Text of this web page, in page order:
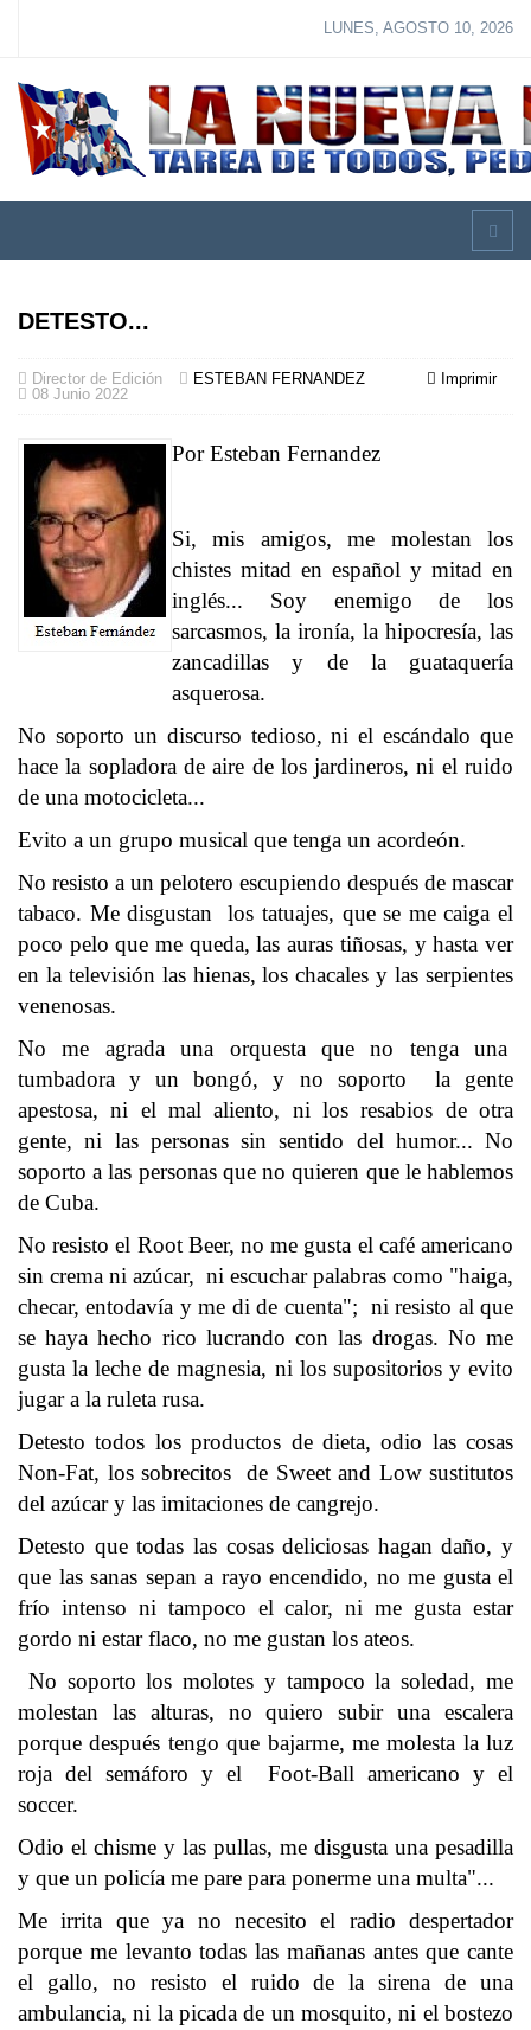
LUNES, AGOSTO 10, 2026
DETESTO...
Imprimir
Director de Edición
ESTEBAN FERNANDEZ
08 Junio 2022
Por Esteban Fernandez
Si, mis amigos, me molestan los
chistes mitad en español y mitad en
inglés... Soy enemigo de los
sarcasmos, la ironía, la hipocresía, las
zancadillas y de la guataquería
asquerosa.
No soporto un discurso tedioso, ni el escándalo que
hace la sopladora de aire de los jardineros, ni el ruido
de una motocicleta...
Evito a un grupo musical que tenga un acordeón.
No resisto a un pelotero escupiendo después de mascar
tabaco. Me disgustan los tatuajes, que se me caiga el
poco pelo que me queda, las auras tiñosas, y hasta ver
en la televisión las hienas, los chacales y las serpientes
venenosas.
No me agrada una orquesta que no tenga una
tumbadora y un bongó, y no soporto la gente
apestosa, ni el mal aliento, ni los resabios de otra
gente, ni las personas sin sentido del humor... No
soporto a las personas que no quieren que le hablemos
de Cuba.
No resisto el Root Beer, no me gusta el café americano
sin crema ni azúcar, ni escuchar palabras como "haiga,
checar, entodavía y me di de cuenta"; ni resisto al que
se haya hecho rico lucrando con las drogas. No me
gusta la leche de magnesia, ni los supositorios y evito
jugar a la ruleta rusa.
Detesto todos los productos de dieta, odio las cosas
Non-Fat, los sobrecitos de Sweet and Low sustitutos
del azúcar y las imitaciones de cangrejo.
Detesto que todas las cosas deliciosas hagan daño, y
que las sanas sepan a rayo encendido, no me gusta el
frío intenso ni tampoco el calor, ni me gusta estar
gordo ni estar flaco, no me gustan los ateos.
No soporto los molotes y tampoco la soledad, me
molestan las alturas, no quiero subir una escalera
porque después tengo que bajarme, me molesta la luz
roja del semáforo y el Foot-Ball americano y el
soccer.
Odio el chisme y las pullas, me disgusta una pesadilla
y que un policía me pare para ponerme una multa"...
Me irrita que ya no necesito el radio despertador
porque me levanto todas las mañanas antes que cante
el gallo, no resisto el ruido de la sirena de una
ambulancia, ni la picada de un mosquito, ni el bostezo